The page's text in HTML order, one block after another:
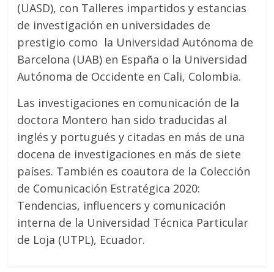
(UASD), con Talleres impartidos y estancias
de investigación en universidades de
prestigio como la Universidad Autónoma de
Barcelona (UAB) en España o la Universidad
Autónoma de Occidente en Cali, Colombia.
Las investigaciones en comunicación de la
doctora Montero han sido traducidas al
inglés y portugués y citadas en más de una
docena de investigaciones en más de siete
países. También es coautora de la Colección
de Comunicación Estratégica 2020:
Tendencias, influencers y comunicación
interna de la Universidad Técnica Particular
de Loja (UTPL), Ecuador.